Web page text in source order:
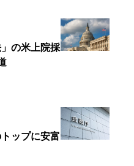
の米上院採
ップに安富